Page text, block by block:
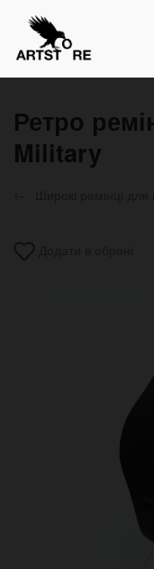
Ретро
Military